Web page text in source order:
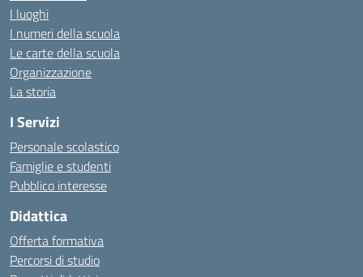
I luoghi
I numeri della scuola
Le carte della scuola
Organizzazione
La storia
I Servizi
Personale scolastico
Famiglie e studenti
Pubblico interesse
Didattica
Offerta formativa
Percorsi di studio